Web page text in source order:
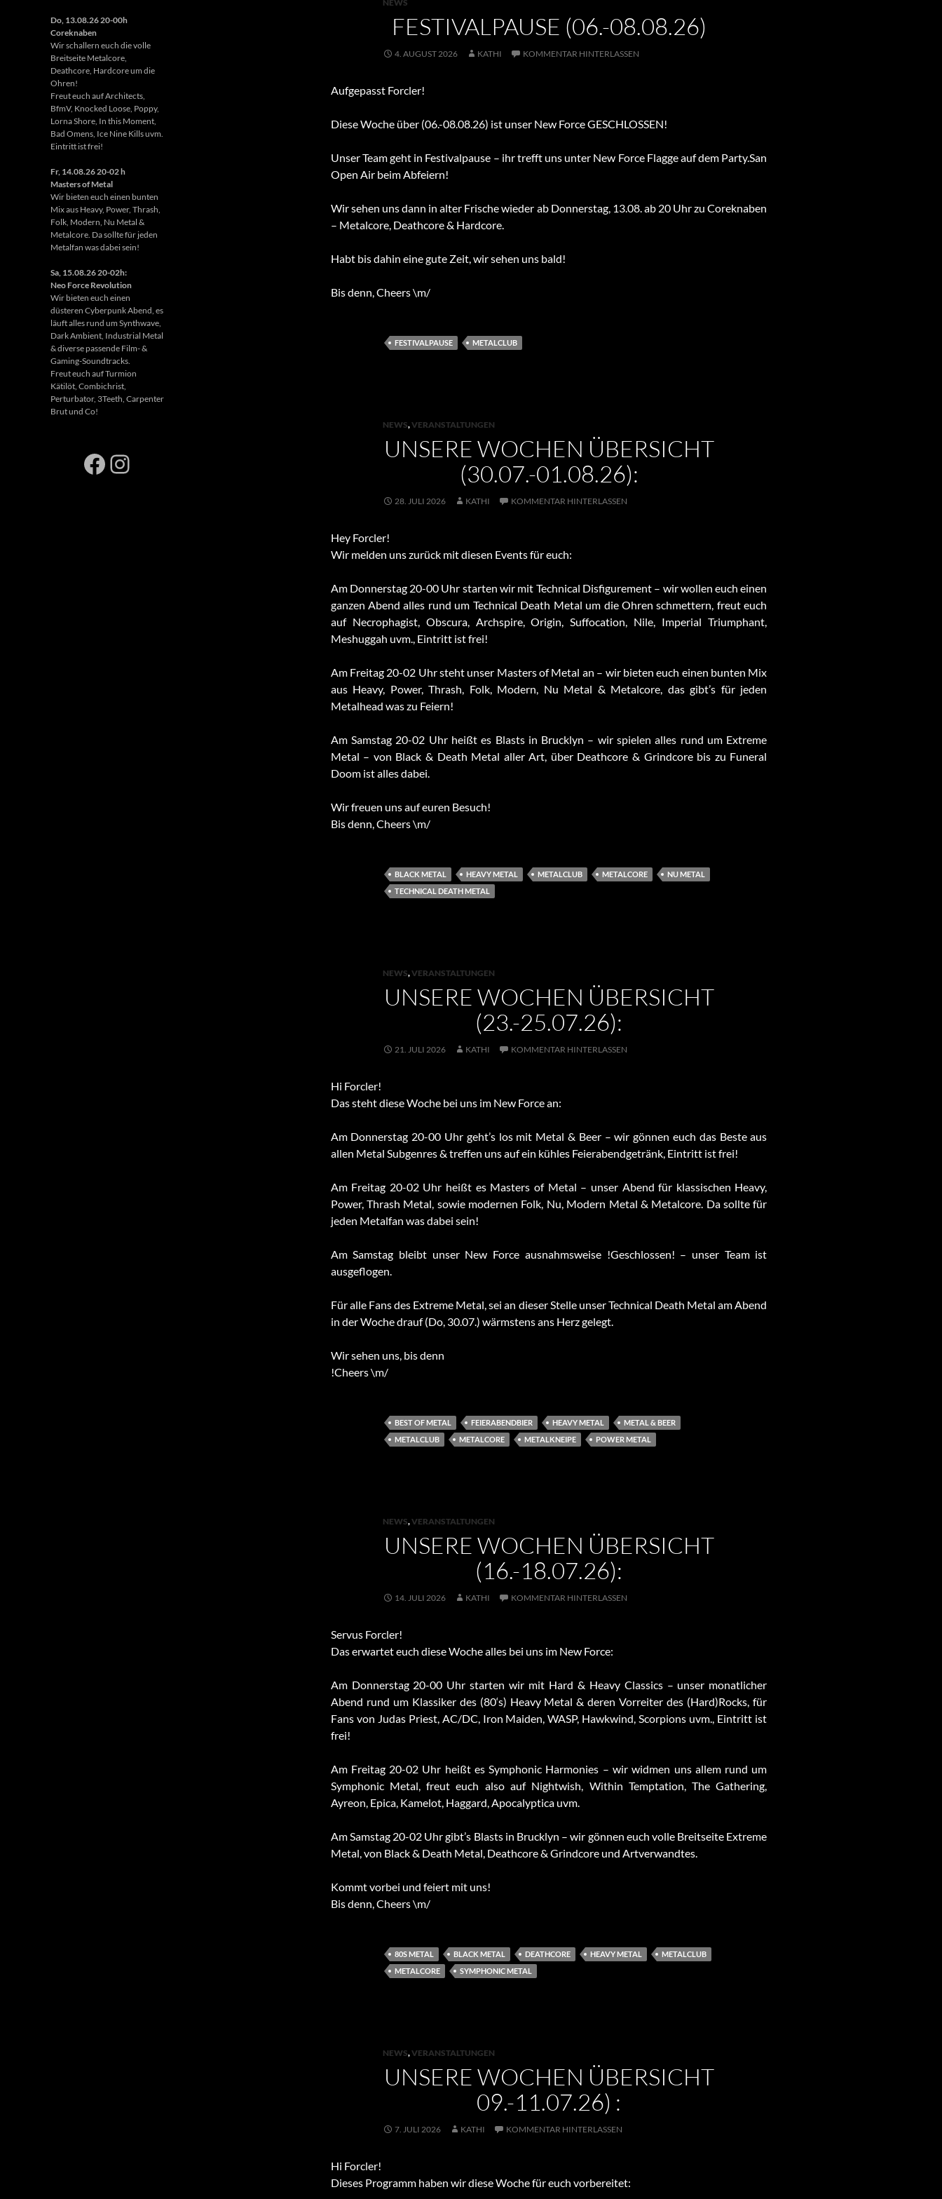
NEWS
FESTIVALPAUSE (06.-08.08.26)
4. AUGUST 2026 KATHI KOMMENTAR HINTERLASSEN
Aufgepasst Forcler!
Diese Woche über (06.-08.08.26) ist unser New Force GESCHLOSSEN!
Unser Team geht in Festivalpause – ihr trefft uns unter New Force Flagge auf dem Party.San
Open Air beim Abfeiern!
Wir sehen uns dann in alter Frische wieder ab Donnerstag, 13.08. ab 20 Uhr zu Coreknaben
– Metalcore, Deathcore & Hardcore.
Habt bis dahin eine gute Zeit, wir sehen uns bald!
Bis denn, Cheers \m/
FESTIVALPAUSE METALCLUB
NEWS,VERANSTALTUNGEN
UNSERE WOCHEN ÜBERSICHT
(30.07.-01.08.26):
28. JULI 2026 KATHI KOMMENTAR HINTERLASSEN
Hey Forcler!
Wir melden uns zurück mit diesen Events für euch:
Am Donnerstag 20-00 Uhr starten wir mit Technical Disfigurement – wir wollen euch einen
ganzen Abend alles rund um Technical Death Metal um die Ohren schmettern, freut euch
auf Necrophagist, Obscura, Archspire, Origin, Suffocation, Nile, Imperial Triumphant,
Meshuggah uvm., Eintritt ist frei!
Am Freitag 20-02 Uhr steht unser Masters of Metal an – wir bieten euch einen bunten Mix
aus Heavy, Power, Thrash, Folk, Modern, Nu Metal & Metalcore, das gibt’s für jeden
Metalhead was zu Feiern!
Am Samstag 20-02 Uhr heißt es Blasts in Brucklyn – wir spielen alles rund um Extreme
Metal – von Black & Death Metal aller Art, über Deathcore & Grindcore bis zu Funeral
Doom ist alles dabei.
Wir freuen uns auf euren Besuch!
Bis denn, Cheers \m/
BLACK METAL HEAVY METAL METALCLUB METALCORE
NU METAL
TECHNICAL DEATH METAL
NEWS,VERANSTALTUNGEN
UNSERE WOCHEN ÜBERSICHT
(23.-25.07.26):
21. JULI 2026 KATHI KOMMENTAR HINTERLASSEN
Hi Forcler!
Das steht diese Woche bei uns im New Force an:
Am Donnerstag 20-00 Uhr geht’s los mit Metal & Beer – wir gönnen euch das Beste aus
allen Metal Subgenres & treffen uns auf ein kühles Feierabendgetränk, Eintritt ist frei!
Am Freitag 20-02 Uhr heißt es Masters of Metal – unser Abend für klassischen Heavy,
Power, Thrash Metal, sowie modernen Folk, Nu, Modern Metal & Metalcore. Da sollte für
jeden Metalfan was dabei sein!
Am Samstag bleibt unser New Force ausnahmsweise !Geschlossen! – unser Team ist
ausgeflogen.
Für alle Fans des Extreme Metal, sei an dieser Stelle unser Technical Death Metal am Abend
in der Woche drauf (Do, 30.07.) wärmstens ans Herz gelegt.
Wir sehen uns, bis denn
!Cheers \m/
BEST OF METAL FEIERABENDBIER HEAVY METAL
METAL & BEER
METALCLUB
METALCORE METALKNEIPE POWER METAL
NEWS,VERANSTALTUNGEN
UNSERE WOCHEN ÜBERSICHT
(16.-18.07.26):
14. JULI 2026 KATHI KOMMENTAR HINTERLASSEN
Servus Forcler!
Das erwartet euch diese Woche alles bei uns im New Force:
Am Donnerstag 20-00 Uhr starten wir mit Hard & Heavy Classics – unser monatlicher
Abend rund um Klassiker des (80‘s) Heavy Metal & deren Vorreiter des (Hard)Rocks, für
Fans von Judas Priest, AC/DC, Iron Maiden, WASP, Hawkwind, Scorpions uvm., Eintritt ist
frei!
Am Freitag 20-02 Uhr heißt es Symphonic Harmonies – wir widmen uns allem rund um
Symphonic Metal, freut euch also auf Nightwish, Within Temptation, The Gathering,
Ayreon, Epica, Kamelot, Haggard, Apocalyptica uvm.
Am Samstag 20-02 Uhr gibt’s Blasts in Brucklyn – wir gönnen euch volle Breitseite Extreme
Metal, von Black & Death Metal, Deathcore & Grindcore und Artverwandtes.
Kommt vorbei und feiert mit uns!
Bis denn, Cheers \m/
80S METAL BLACK METAL DEATHCORE HEAVY METAL
METALCLUB
METALCORE
SYMPHONIC METAL
NEWS,VERANSTALTUNGEN
UNSERE WOCHEN ÜBERSICHT
09.-11.07.26) :
7. JULI 2026 KATHI KOMMENTAR HINTERLASSEN
Hi Forcler!
Dieses Programm haben wir diese Woche für euch vorbereitet:
Do, 13.08.26 20-00h
Coreknaben
Wir schallern euch die volle
Breitseite Metalcore,
Deathcore, Hardcore um die
Ohren!
Freut euch auf Architects,
BfmV, Knocked Loose, Poppy,
Lorna Shore, In this Moment,
Bad Omens, Ice Nine Kills uvm.
Eintritt ist frei!
Fr, 14.08.26 20-02 h
Masters of Metal
Wir bieten euch einen bunten
Mix aus Heavy, Power, Thrash,
Folk, Modern, Nu Metal &
Metalcore. Da sollte für jeden
Metalfan was dabei sein!
Sa, 15.08.26 20-02h:
Neo Force Revolution
Wir bieten euch einen
düsteren Cyberpunk Abend, es
läuft alles rund um Synthwave,
Dark Ambient, Industrial Metal
& diverse passende Film- &
Gaming-Soundtracks.
Freut euch auf Turmion
Kätilöt, Combichrist,
Perturbator, 3Teeth, Carpenter
Brut und Co!
Facebook
Instagram